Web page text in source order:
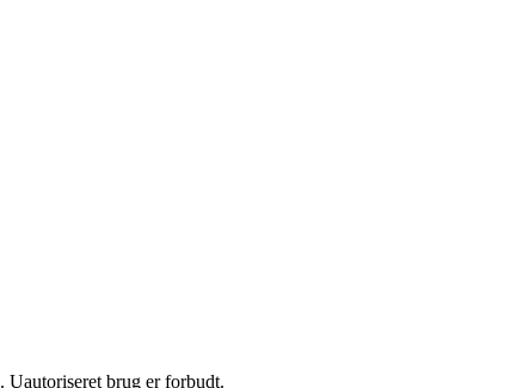
Uautoriseret brug er forbudt.